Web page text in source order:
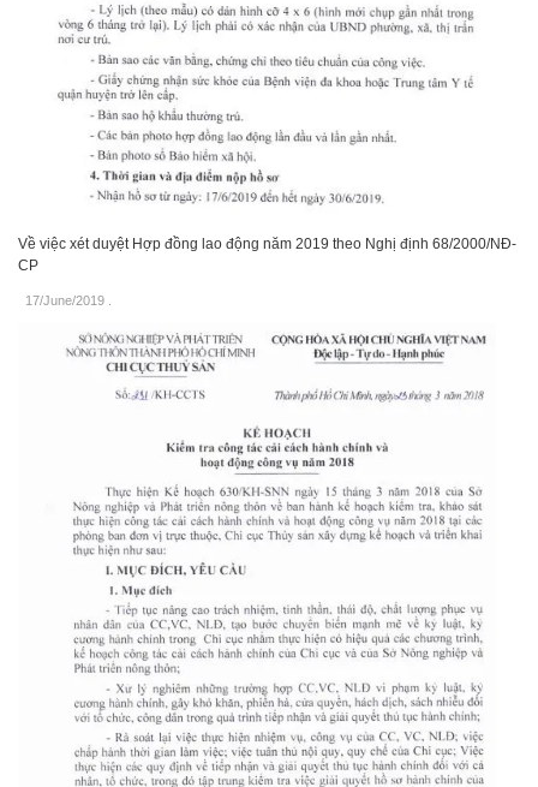
Về việc xét duyệt Hợp đồng lao động năm 2019 theo Nghị định 68/2000/NĐ-
CP
17/June/2019